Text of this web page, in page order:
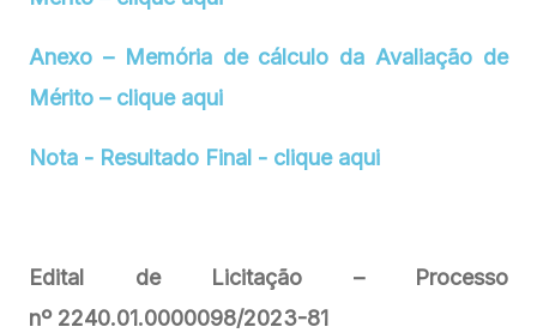
Anexo – Memória de cálculo da Avaliação de
Mérito – clique aqui
Nota - Resultado Final - clique aqui
Edital de Licitação – Processo
nº 2240.01.0000098/2023-81